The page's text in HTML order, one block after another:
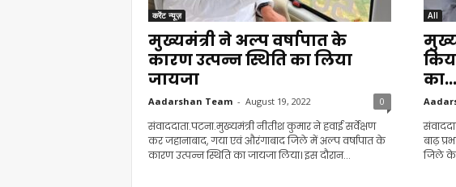
करेंट न्यूज़
मुख्यमंत्री ने अल्प वर्षापात के
कारण उत्पन्न स्थिति का लिया
जायजा
Aadarshan Team - August 19, 2022 0
संवाददाता.पटना.मुख्यमंत्री नीतीश कुमार ने हवाई सर्वेक्षण
कर जहानाबाद, गया एवं औरंगाबाद जिले में अल्प वर्षापात के
कारण उत्पन्न स्थिति का जायजा लिया। इस दौरान...
All
का...
बाढ़
जिले के